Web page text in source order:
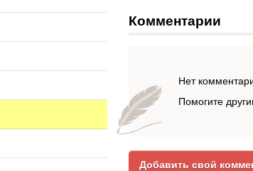
Комментарии
Нет
Помогите
Добавить свой